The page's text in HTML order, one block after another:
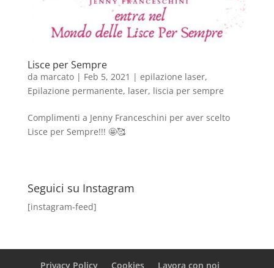
Lisce per Sempre
da marcato| Feb 5, 2021 | epilazione laser,
Epilazione permanente, laser, liscia per sempre
Complimenti a Jenny Franceschini per aver scelto
Lisce per Sempre!!! 🤩🥰
Seguici su Instagram
[instagram-feed]
Privacy Policy Cookies Lavora con noi